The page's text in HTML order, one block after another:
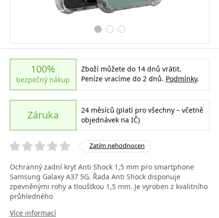
100%
bezpečný nákup
Zboží můžete do 14 dnů vrátit.
Peníze vracíme do 2 dnů. Podmínky.
Záruka
24 měsíců (platí pro všechny – včetně
objednávek na IČ)
Zatím nehodnocen
Ochranný zadní kryt Anti Shock 1,5 mm pro smartphone
Samsung Galaxy A37 5G. Řada Anti Shock disponuje
zpevněnými rohy a tloušťkou 1,5 mm. Je vyroben z kvalitního
průhledného
Více informací